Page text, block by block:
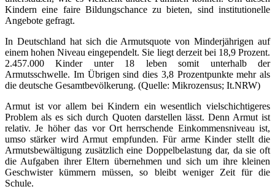
Kindern eine faire Bildungschance zu bieten, sind institutionelle
Angebote gefragt.
In Deutschland hat sich die Armutsquote von Minderjährigen auf
einem hohen Niveau eingependelt. Sie liegt derzeit bei 18,9 Prozent.
2.457.000 Kinder unter 18 leben somit unterhalb der
Armutsschwelle. Im Übrigen sind dies 3,8 Prozentpunkte mehr als
die deutsche Gesamtbevölkerung. (Quelle: Mikrozensus; It.NRW)
Armut ist vor allem bei Kindern ein wesentlich vielschichtigeres
Problem als es sich durch Quoten darstellen lässt. Denn Armut ist
relativ. Je höher das vor Ort herrschende Einkommensniveau ist,
umso stärker wird Armut empfunden. Für arme Kinder stellt die
Armutsbewältigung zusätzlich eine Doppelbelastung dar, da sie oft
die Aufgaben ihrer Eltern übernehmen und sich um ihre kleinen
Geschwister kümmern müssen, so bleibt weniger Zeit für die
Schule.